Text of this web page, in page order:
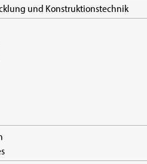
und Konstruktionstechnik